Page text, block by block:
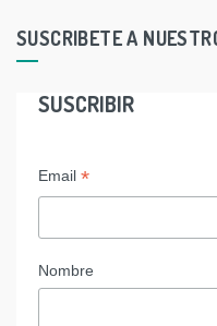
SUSCRIBETE A
SUSCRIBIR
Email *
Nombre